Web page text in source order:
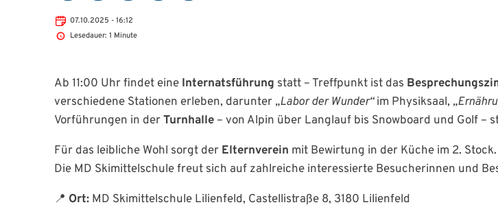
07.10.2025 - 16:12
Lesedauer: 1 Minute
Ab 11:00 Uhr findet eine Internatsführung statt – Treffpunkt ist das
verschiedene Stationen erleben, darunter „Labor der Wunder“im Physiksaal,
Vorführungen in derTurnhalle– von Alpin über Langlauf bis Snowboard und Golf –
Für das leibliche Wohl sorgt der Elternverein mit Bewirtung in der Küche im 2. Stock.
Die MD Skimittelschule freut sich auf zahlreiche interessierte Besucherinnen und
📍 Ort:MD Skimittelschule Lilienfeld, Castellistraße 8, 3180 Lilienfeld